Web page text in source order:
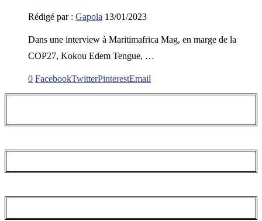
Rédigé par : Gapola 13/01/2023
Dans une interview à Maritimafrica Mag, en marge de la
COP27, Kokou Edem Tengue, …
0 FacebookTwitterPinterestEmail